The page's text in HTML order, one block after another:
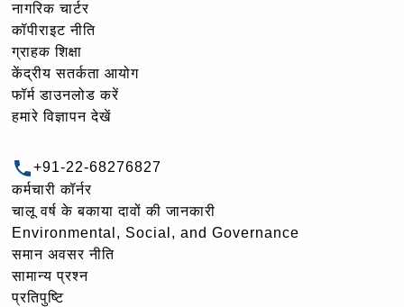
नागरिक चार्टर
कॉपीराइट नीति
ग्राहक शिक्षा
केंद्रीय सतर्कता आयोग
फॉर्म डाउनलोड करें
हमारे विज्ञापन देखें
+91-22-68276827
कर्मचारी कॉर्नर
चालू वर्ष के बकाया दावों की जानकारी
Environmental, Social, and Governance
समान अवसर नीति
सामान्य प्रश्न
प्रतिपुष्टि